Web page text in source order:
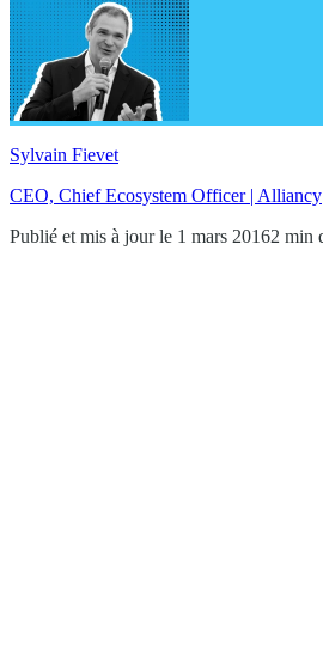
Sylvain Fievet
CEO, Chief Ecosystem Officer | Alliancy
Publié et mis à jour le 1 mars 20162 min